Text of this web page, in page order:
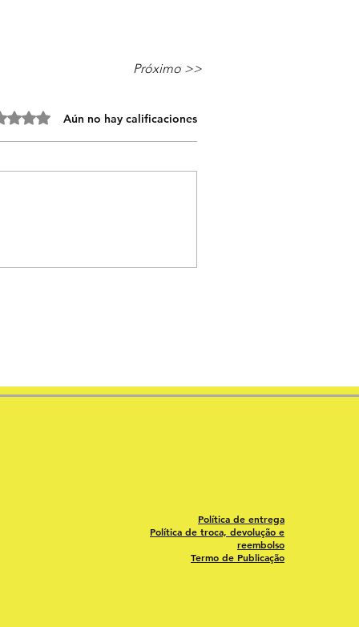
Próximo >>
0 de 5 estrellas.Aún no hay calificaciones
Política de entrega
Política de troca, devolução e
reembolso
Termo de Publicação